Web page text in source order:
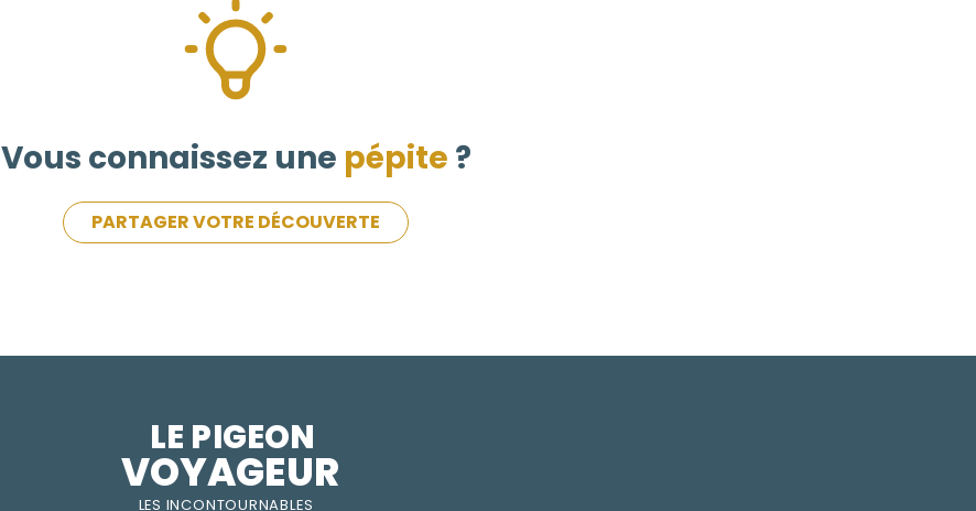
Vous connaissez une pépite ?
PARTAGER VOTRE DÉCOUVERTE
LES INCONTOURNABLES
LE PIGEON
VOYAGEUR